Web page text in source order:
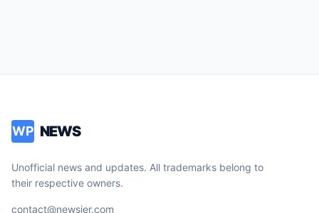
WP NEWS
Unofficial news and updates. All trademarks belong to
their respective owners.
contact@newsjer.com